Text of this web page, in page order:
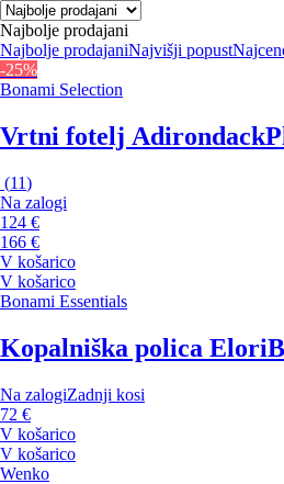
Najbolje prodajani
Najbolje prodajaniNajvišji popust
-25%
Bonami Selection
Vrtni fotelj Adirondack
(11)
Na zalogi
124 €
166 €
V košarico
V košarico
Bonami Essentials
Kopalniška polica Elori
Na zalogiZadnji kosi
72 €
V košarico
V košarico
Wenko